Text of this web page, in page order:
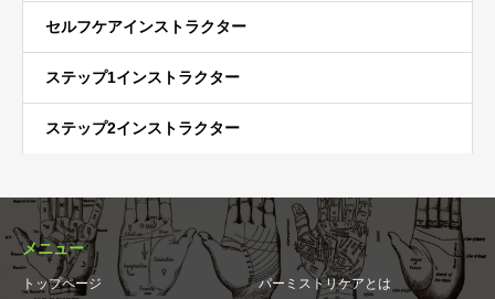
セルフケアインストラクター
ステップ1インストラクター
ステップ2インストラクター
メニュー
トップページ パーミストリケアとは